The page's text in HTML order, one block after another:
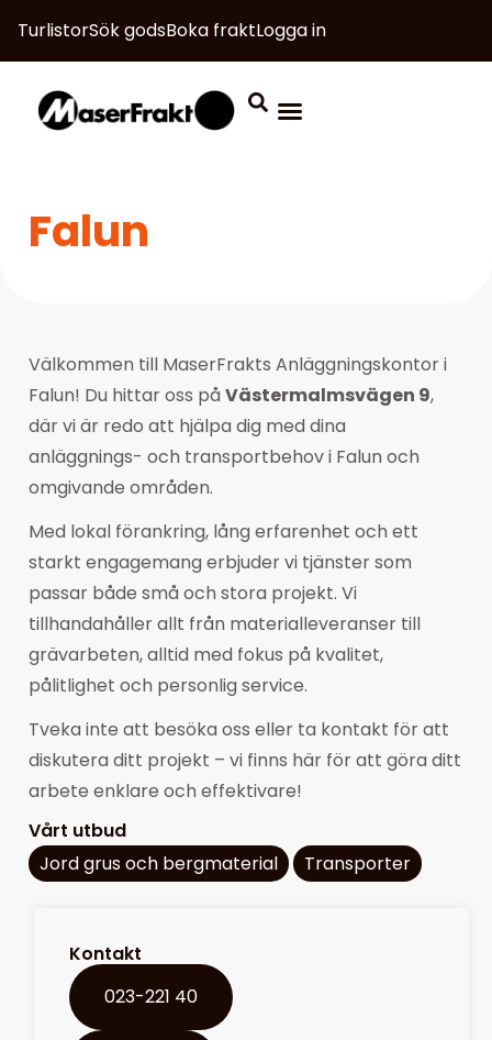
TurlistorSök godsBoka fraktLogga in
Falun
Välkommen till MaserFrakts Anläggningskontor i
Falun! Du hittar oss på Västermalmsvägen 9,
där vi är redo att hjälpa dig med dina
anläggnings- och transportbehov i Falun och
omgivande områden.
Med lokal förankring, lång erfarenhet och ett
starkt engagemang erbjuder vi tjänster som
passar både små och stora projekt. Vi
tillhandahåller allt från materialleveranser till
grävarbeten, alltid med fokus på kvalitet,
pålitlighet och personlig service.
Tveka inte att besöka oss eller ta kontakt för att
diskutera ditt projekt – vi finns här för att göra ditt
arbete enklare och effektivare!
Vårt utbud
Jord grus och bergmaterial
Transporter
Kontakt
023-221 40